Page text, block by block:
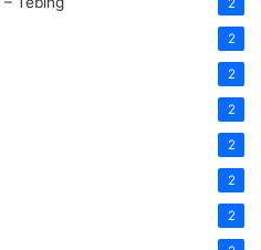
2
2
2
2
2
2
2